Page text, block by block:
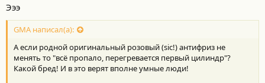
с
т
и
Эээ
GMA написал(а):
А если родной оригинальный розовый (sic!) антифриз не
менять то "всё пропало, перегревается первый цилиндр"?
Какой бред! И в это верят вполне умные люди!